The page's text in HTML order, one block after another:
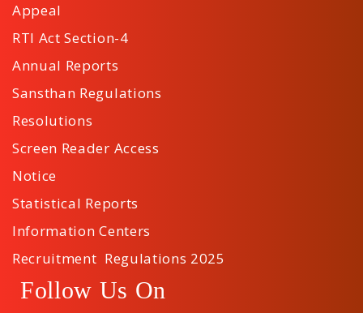
Appeal
RTI Act Section-4
Annual Reports
Sansthan Regulations
Resolutions
Screen Reader Access
Notice
Statistical Reports
Information Centers
Recruitment Regulations 2025
Follow Us On